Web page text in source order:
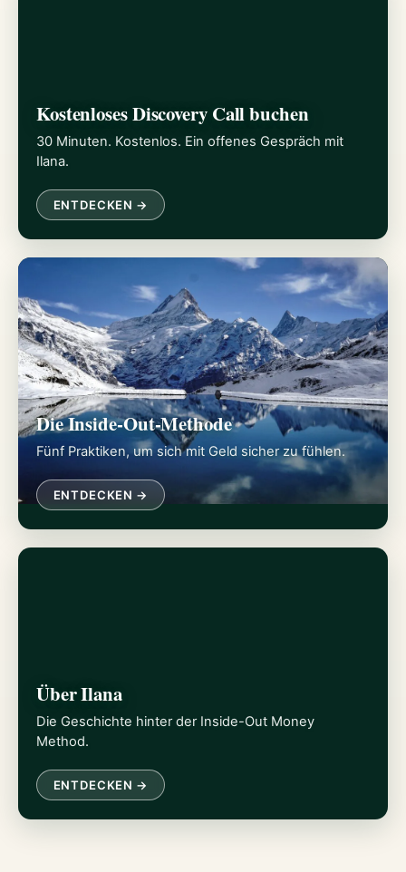
Kostenloses Discovery Call buchen
30 Minuten. Kostenlos. Ein offenes Gespräch mit
Ilana.
ENTDECKEN →
Die Inside-Out-Methode
Fünf Praktiken, um sich mit Geld sicher zu fühlen.
ENTDECKEN →
Über Ilana
Die Geschichte hinter der Inside-Out Money
Method.
ENTDECKEN →